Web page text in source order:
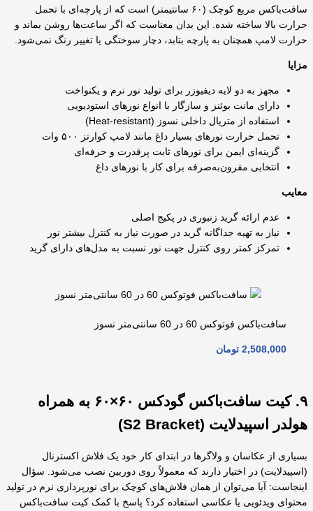
سافت‌باکس مربع کوچک (۶۰ سانتیمتر) است که از پارچه‌ای با تحمل
حرارت بالا ساخته شده. این بدان معناست که اگر ساعت‌ها روشن بماند و
حرارت لامپ همچنان به پارچه بتابد، دچار سوختگی یا تغییر رنگ نمی‌شود.
مزایا
مجهز به دو لایه دیفیوزر برای تولید نور نرم و یکنواخت
دارای مانت بوئنز و سازگار با انواع نورهای استودیویی
استفاده از متریال داخلی نسوز (Heat-resistant)
تحمل حرارت نورهای بسیار داغ مانند لامپ کوارتز ۵۰۰ وات
گزینه‌ای ایمن برای نورهای ثابت پرقدرت و حرفه‌ای
انتخابی مقرون‌به‌صرفه برای کار با نورهای داغ
معایب
عدم ارائه گرید زنبوری در پکیج اصلی
نیاز به تهیه جداگانه گرید در صورت نیاز به کنترل بیشتر نور
تمرکز کمتر روی کنترل جهت نور نسبت به مدل‌های دارای گرید
سافت‌باکس فوتوکس 60 در 60 سانتی‌متر نسوز
2,508,000 تومان
۹. کیت سافت‌باکس گودکس ۶۰×۶۰ به همراه
هولدر اسپیدلایت (S2 Bracket)
بسیاری از عکاسان و ولاگرها در ابتدای کار خود یک فلاش اکسترنال
(اسپیدلایت) در اختیار دارند که معمولاً روی دوربین نصب می‌شود. سؤال
اینجاست: آیا می‌توان از همان فلاش‌های کوچک برای نورپردازی نرم در تولید
محتوای ویدئویی یا عکاسی استفاده کرد؟ پاسخ با کمک کیت سافت‌باکس